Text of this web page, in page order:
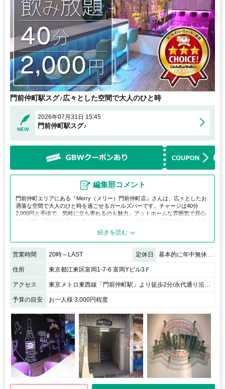
門前仲町駅スグ♪広々とした空間で大人のひと時
NEW
2026年07月31日 15:45
門前仲町駅スグ♪
編集部コメント
門前仲町エリアにある『Merry（メリー）門前仲町店』さんは、広々としたお
洒落な空間で大人のひと時を過ごせるガールズバーです。チャージは40分
2,000円と手頃で、気軽に立ち寄れるのも魅力。アットホームな雰囲気で居心
地も抜群。門前仲町駅から徒歩2分とアクセスも良好で、10周年を迎える信頼
ある人気店。落ち着いた時間を楽しみたい方におすすめです。
営業時間 20時～LAST 定休日 基本的に年中無休（年末年始等の休みは告知いたします）
住所 東京都江東区富岡1-7-6 富岡Yビル3Ｆ
アクセス 東京メトロ東西線「門前仲町駅」より徒歩2分/永代通り沿い富岡Yビルの3階です
予算の目安 お一人様 3,000円程度